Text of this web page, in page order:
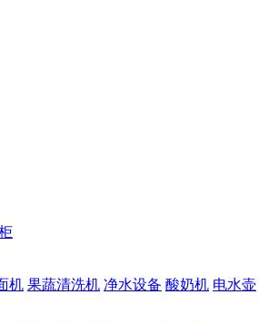
机 果蔬清洗机 净水设备 酸奶机 电水壶